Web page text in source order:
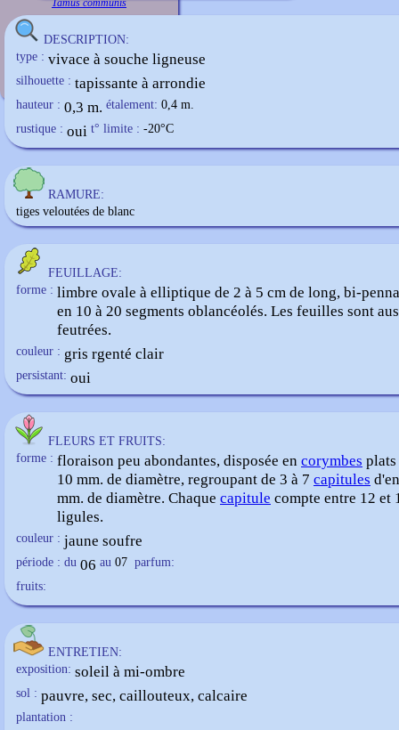
Tamus communis
DESCRIPTION:
type : vivace à souche ligneuse
silhouette : tapissante à arrondie
hauteur : 0,3 m. étalement: 0,4 m.
rustique : oui t° limite : -20°C
RAMURE:
tiges veloutées de blanc
FEUILLAGE:
forme : limbre ovale à elliptique de 2 à 5 cm de long, bi-
en 10 à 20 segments oblancéolés. Les feuilles sont
feutrées.
couleur : gris rgenté clair
persistant: oui
FLEURS ET FRUITS:
forme : floraison peu abondantes, disposée en corymbes plats
10 mm. de diamètre, regroupant de 3 à 7 capitules
mm. de diamètre. Chaque capitule compte entre 12 et
ligules.
couleur : jaune soufre
période : du 06 au 07 parfum:
fruits:
ENTRETIEN:
exposition: soleil à mi-ombre
sol : pauvre, sec, caillouteux, calcaire
plantation :